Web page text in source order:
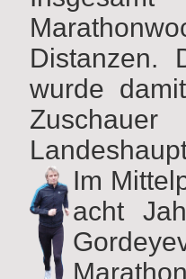
Distanzen.
wurde
Im
acht